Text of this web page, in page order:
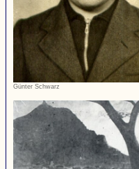
Günter Schwarz